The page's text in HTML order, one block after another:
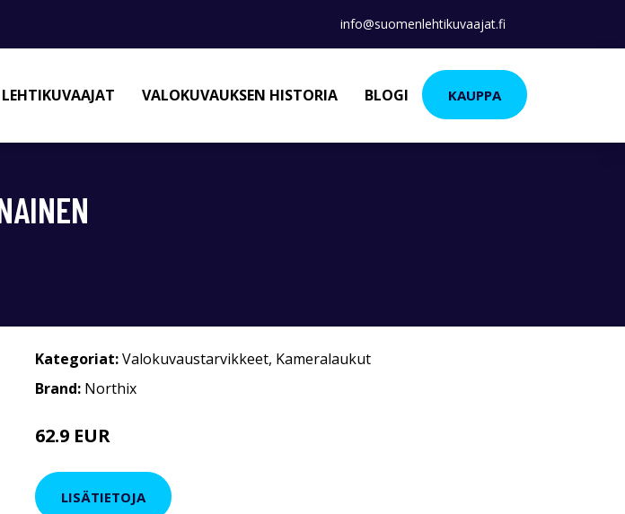
info@suomenlehtikuvaajat.fi
VALOKUVAUKSEN HISTORIA BLOGI KAUPPA
Kategoriat:Valokuvaustarvikkeet, Kameralaukut
Brand: Northix
62.9 EUR
LISÄTIETOJA